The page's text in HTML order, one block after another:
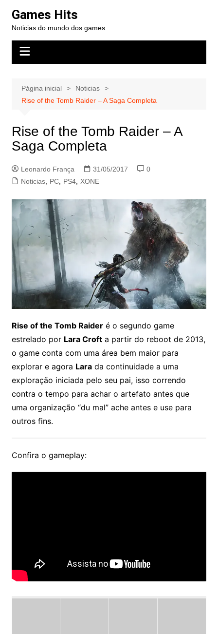
para
conteúdo
Games Hits
Noticias do mundo dos games
Página inicial
Noticias
Rise of the Tomb Raider – A Saga Completa
Rise of the Tomb Raider – A
Saga Completa
Leonardo França 31/05/2017
0
Noticias, PC, PS4, XONE
Rise of the Tomb Raideré o segundo game
estrelado por Lara Crofta partir do reboot de 2013,
o game conta com uma área bem maior para
explorar e agora Larada continuidade a uma
exploração iniciada pelo seu pai, isso correndo
contra o tempo para achar o artefato antes que
uma organização “du mal” ache antes e use para
outros fins.
Confira o gameplay: